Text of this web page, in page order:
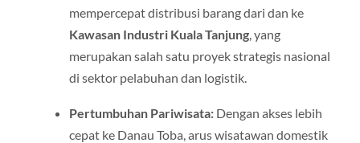
mempercepat distribusi barang dari dan ke
Kawasan Industri Kuala Tanjung, yang
merupakan salah satu proyek strategis nasional
di sektor pelabuhan dan logistik.
Pertumbuhan Pariwisata:Dengan akses lebih
cepat ke Danau Toba, arus wisatawan domestik